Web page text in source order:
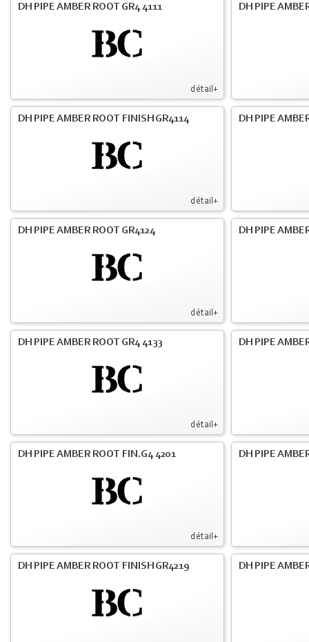
détail+
DH PIPE AMBER ROOT GR4 4111 DH PIPE
détail+
DH PIPE AMBER ROOT FINISH GR4114 DH PIPE
détail+
DH PIPE AMBER ROOT GR4124 DH PIPE
détail+
DH PIPE AMBER ROOT GR4 4133 DH PIPE
détail+
DH PIPE AMBER ROOT FIN.G4 4201 DH PIPE
DH PIPE AMBER ROOT FINISH GR4219 DH PIPE